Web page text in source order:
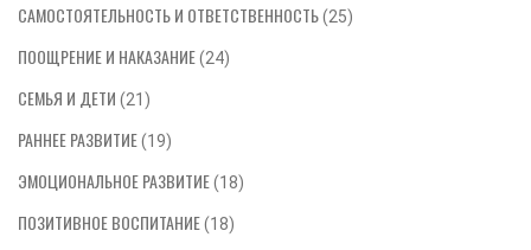
САМОСТОЯТЕЛЬНОСТЬ И ОТВЕТСТВЕННОСТЬ(25)
ПООЩРЕНИЕ И НАКАЗАНИЕ(24)
СЕМЬЯ И ДЕТИ (21)
РАННЕЕ РАЗВИТИЕ(19)
ЭМОЦИОНАЛЬНОЕ РАЗВИТИЕ(18)
ПОЗИТИВНОЕ ВОСПИТАНИЕ(18)